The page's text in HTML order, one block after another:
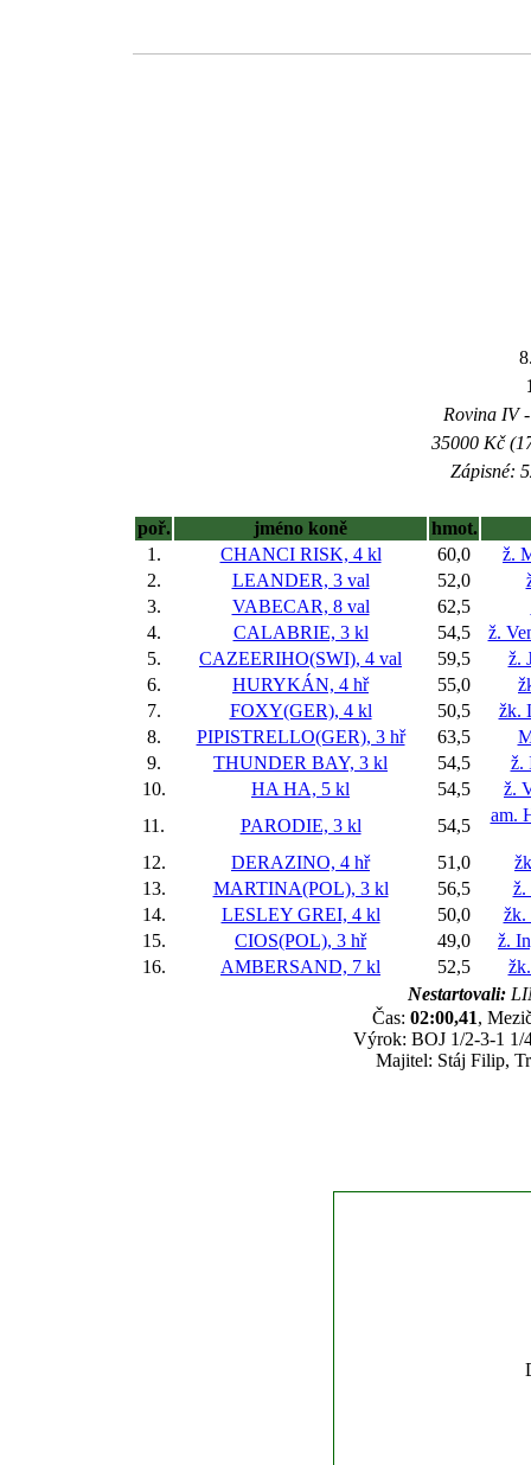
Rovina IV
35000 Kč
Zápisné:
poř. jméno koně
hmot.
1.
CHANCI RISK, 4 kl 60,0
ž.
2.
LEANDER, 3 val 52,0
3.
VABECAR, 8 val 62,5
4.
CALABRIE, 3 kl 54,5
ž.
5.
CAZEERIHO(SWI), 4 val 59,5
ž.
6.
HURYKÁN, 4 hř 55,0
7.
FOXY(GER), 4 kl 50,5
žk.
8.
PIPISTRELLO(GER), 3 hř 63,5
9.
THUNDER BAY, 3 kl 54,5
ž.
10.
HA HA, 5 kl 54,5
ž.
11.
PARODIE, 3 kl 54,5
am.
12. DERAZINO, 4 hř 51,0
13.
MARTINA(POL), 3 kl 56,5
ž.
14.
LESLEY GREI, 4 kl 50,0
žk.
15.
CIOS(POL), 3 hř 49,0
ž.
16.
AMBERSAND, 7 kl 52,5
Nestartovali:
Čas: 02:00,41,
Výrok: BOJ 1/2-3-1 1/
Majitel: Stáj Filip,